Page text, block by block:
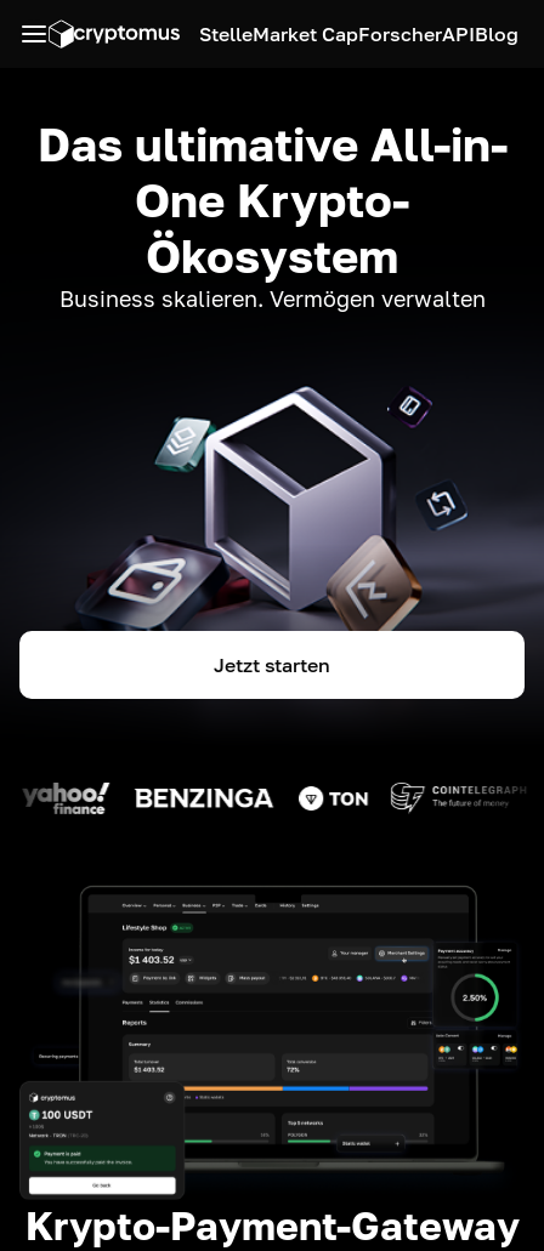
StelleMarket CapForscherAPIBlog
Das ultimative All-in-
One Krypto-
Ökosystem
Business skalieren. Vermögen verwalten
Jetzt starten
Krypto-Payment-Gateway